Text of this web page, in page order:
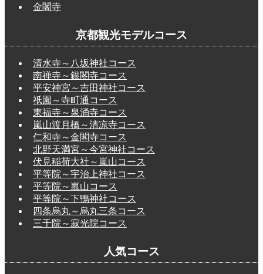
金閣寺
京都観光モデルコース
清水寺～八坂神社コース
南禅寺～銀閣寺コース
平安神宮～吉田神社コース
祇園～寺町通コース
東福寺～泉涌寺コース
嵐山渡月橋～清凉寺コース
仁和寺～金閣寺コース
北野天満宮～今宮神社コース
伏見稲荷大社～嵐山コース
平等院～宇治上神社コース
平等院～嵐山コース
平等院～下鴨神社コース
四条烏丸～烏丸三条コース
三千院～寂光院コース
人気コース